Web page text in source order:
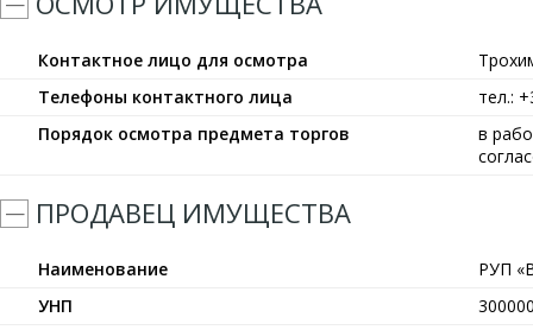
Контактное лицо для осмотра
Телефоны контактного лица
тел.:
Порядок осмотра предмета торгов
в
ПРОДАВЕЦ ИМУЩЕСТВА
Наименование
РУП
УНП